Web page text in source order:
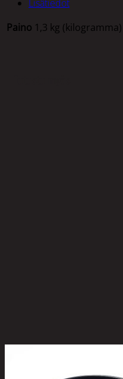
Lisätiedot
Paino 1,3 kg (kilogramma)